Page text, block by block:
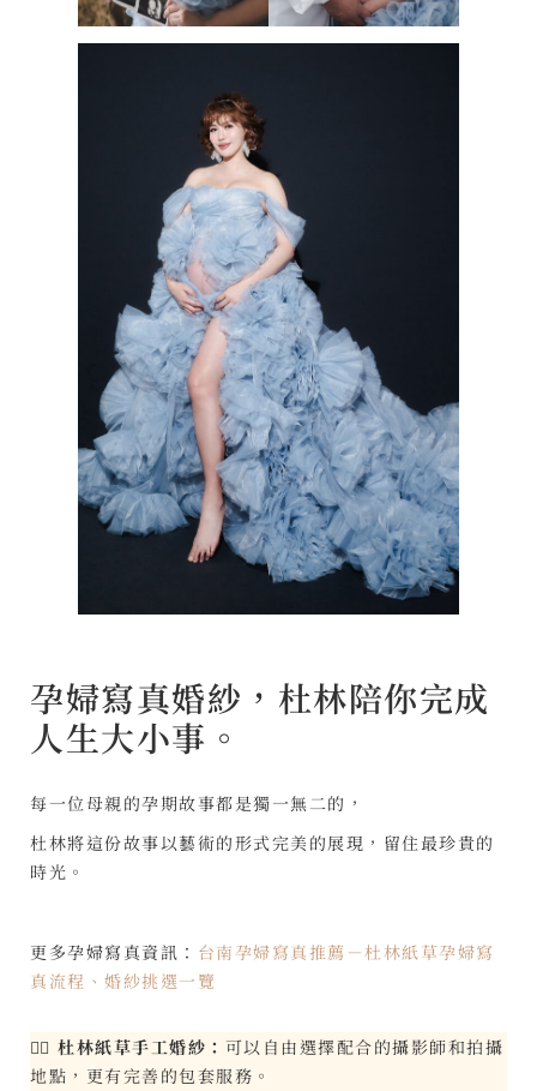
孕婦寫真婚紗，杜林陪你完成
人生大小事。
每一位母親的孕期故事都是獨一無二的，
杜林將這份故事以藝術的形式完美的展現，留住最珍貴的
時光。
更多孕婦寫真資訊： 台南孕婦寫真推薦－杜林紙草孕婦寫
真流程、婚紗挑選一覽
👰‍♀️ 杜林紙草手工婚紗： 可以自由選擇配合的攝影師和拍攝
地點，更有完善的包套服務。